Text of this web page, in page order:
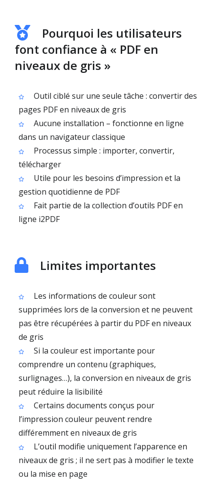
Pourquoi les utilisateurs
font confiance à « PDF en
niveaux de gris »
Outil ciblé sur une seule tâche : convertir des
pages PDF en niveaux de gris
Aucune installation – fonctionne en ligne
dans un navigateur classique
Processus simple : importer, convertir,
télécharger
Utile pour les besoins d’impression et la
gestion quotidienne de PDF
Fait partie de la collection d’outils PDF en
ligne i2PDF
Limites importantes
Les informations de couleur sont
supprimées lors de la conversion et ne peuvent
pas être récupérées à partir du PDF en niveaux
de gris
Si la couleur est importante pour
comprendre un contenu (graphiques,
surlignages…), la conversion en niveaux de gris
peut réduire la lisibilité
Certains documents conçus pour
l’impression couleur peuvent rendre
différemment en niveaux de gris
L’outil modifie uniquement l’apparence en
niveaux de gris ; il ne sert pas à modifier le texte
ou la mise en page